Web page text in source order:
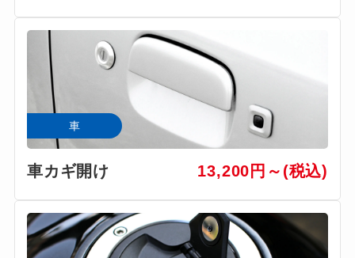
車
車カギ開け 13,200円～(税込)